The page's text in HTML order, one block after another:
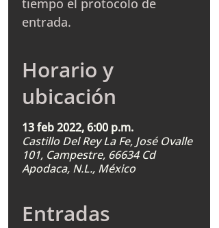
tiempo el protocolo de
entrada.
Horario y
ubicación
13 feb 2022, 6:00 p.m.
Castillo Del Rey La Fe, José Ovalle
101, Campestre, 66634 Cd
Apodaca, N.L., México
Entradas